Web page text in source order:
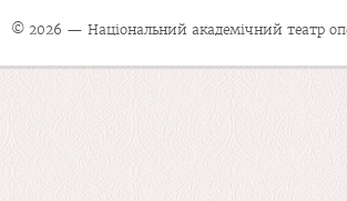
© 2026 — Національний академічний театр